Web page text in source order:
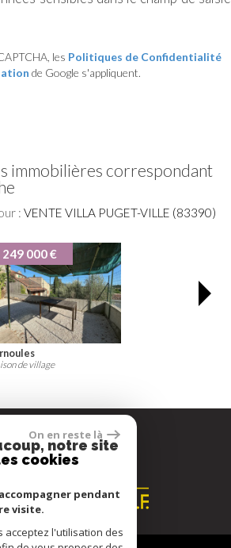
les Politiques de Confidentialité
de Google s'appliquent.
: VENTE VILLA PUGET-VILLE (83390)
Espace propriétaire
On en reste là
notre site
cookies
pendant
visite.
acceptez l'utilisation des